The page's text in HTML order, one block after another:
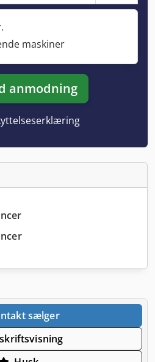
maskiner
anmodning
sælger